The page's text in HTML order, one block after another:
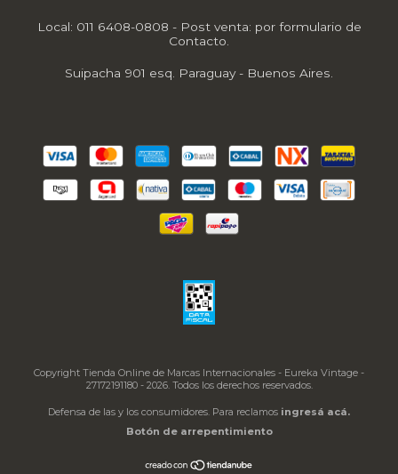
Local: 011 6408-0808 - Post venta: por formulario de
Contacto.
Suipacha 901 esq. Paraguay - Buenos Aires.
Copyright Tienda Online de Marcas Internacionales - Eureka Vintage -
27172191180 - 2026. Todos los derechos reservados.
Defensa de las y los consumidores. Para reclamos ingresá acá.
Botón de arrepentimiento